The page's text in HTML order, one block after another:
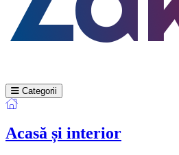
Categorii
Acasă și interior